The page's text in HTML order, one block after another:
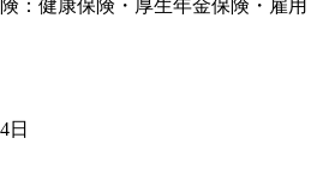
：健康保険・厚生年金保険・雇用
日